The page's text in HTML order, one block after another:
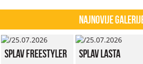
Najnovije
Splav Freestyler Splav Lasta